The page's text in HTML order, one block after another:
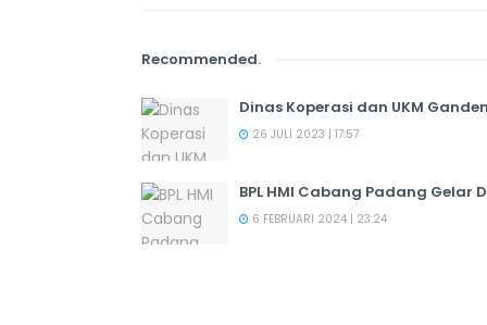
Recommended.
Dinas Koperasi dan UKM
26 JULI 2023 | 17:57
BPL HMI Cabang Padang Gelar
6 FEBRUARI 2024 | 23:24